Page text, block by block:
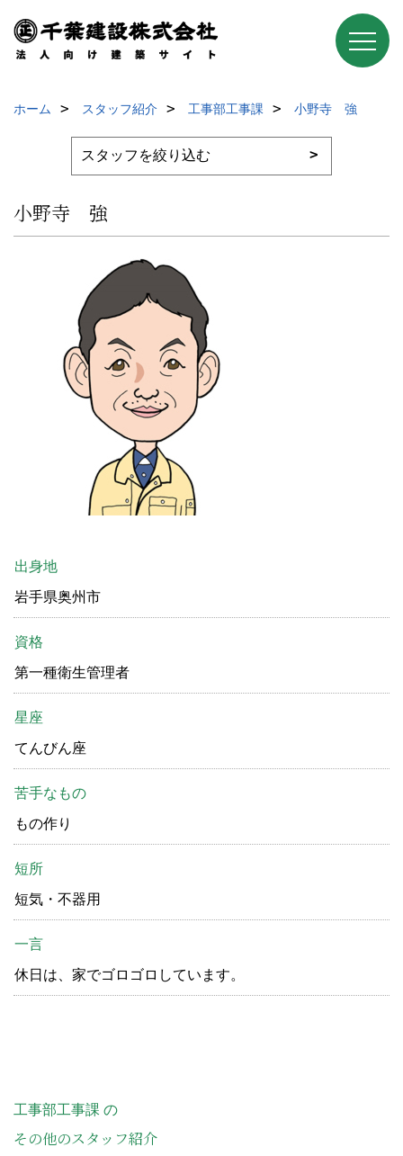
ホーム スタッフ紹介 工事部工事課 小野寺 強
小野寺 強
出身地
岩手県奥州市
資格
第一種衛生管理者
星座
てんびん座
苦手なもの
もの作り
短所
短気・不器用
一言
休日は、家でゴロゴロしています。
工事部工事課 の
その他のスタッフ紹介